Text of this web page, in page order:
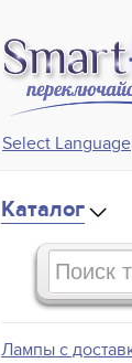
Select Language
Каталог
Лампы с